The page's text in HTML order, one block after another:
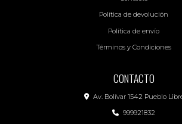
Política de devolución
Política de envío
Términos y Condiciones
CONTACTO
Av. Bolívar 1542 Pueblo
999921832